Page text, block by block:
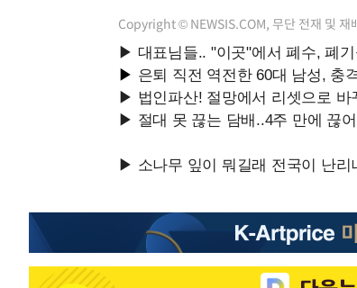
Copyright © NEWSIS.COM, 무단 전재 및 재